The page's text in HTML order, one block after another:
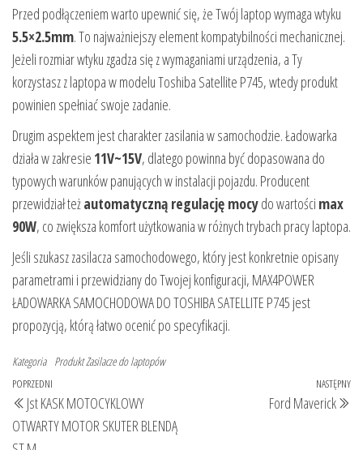
Przed podłączeniem warto upewnić się, że Twój laptop wymaga wtyku
5.5×2.5mm. To najważniejszy element kompatybilności mechanicznej.
Jeżeli rozmiar wtyku zgadza się z wymaganiami urządzenia, a Ty
korzystasz z laptopa w modelu Toshiba Satellite P745, wtedy produkt
powinien spełniać swoje zadanie.
Drugim aspektem jest charakter zasilania w samochodzie. Ładowarka
działa w zakresie 11V~15V, dlatego powinna być dopasowana do
typowych warunków panujących w instalacji pojazdu. Producent
przewidział teżautomatyczną regulację mocydo wartości max
90W, co zwiększa komfort użytkowania w różnych trybach pracy laptopa.
Jeśli szukasz zasilacza samochodowego, który jest konkretnie opisany
parametrami i przewidziany do Twojej konfiguracji, MAX4POWER
ŁADOWARKA SAMOCHODOWA DO TOSHIBA SATELLITE P745 jest
propozycją, którą łatwo ocenić po specyfikacji.
Kategoria ProduktZasilacze do laptopów
Nawigacja
wpisu
Poprzedni
wpis
POPRZEDNI
Jst KASK MOTOCYKLOWY
OTWARTY MOTOR SKUTER BLENDĄ
NASTĘPNY
Ford Maverick